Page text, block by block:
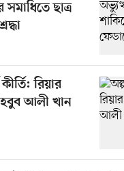
ছাত্র
রিয়ার
আলী খান